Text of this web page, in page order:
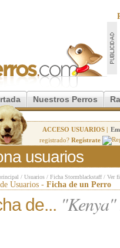
Nuestros Perros
ACCESO USUARIOS |
registrado? Regístrate
usuarios
/ Usuarios / Ficha Stormblackstaff/ Ver
Usuarios - Ficha de un Perro
de...